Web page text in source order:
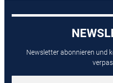
Newsletter abonnieren und